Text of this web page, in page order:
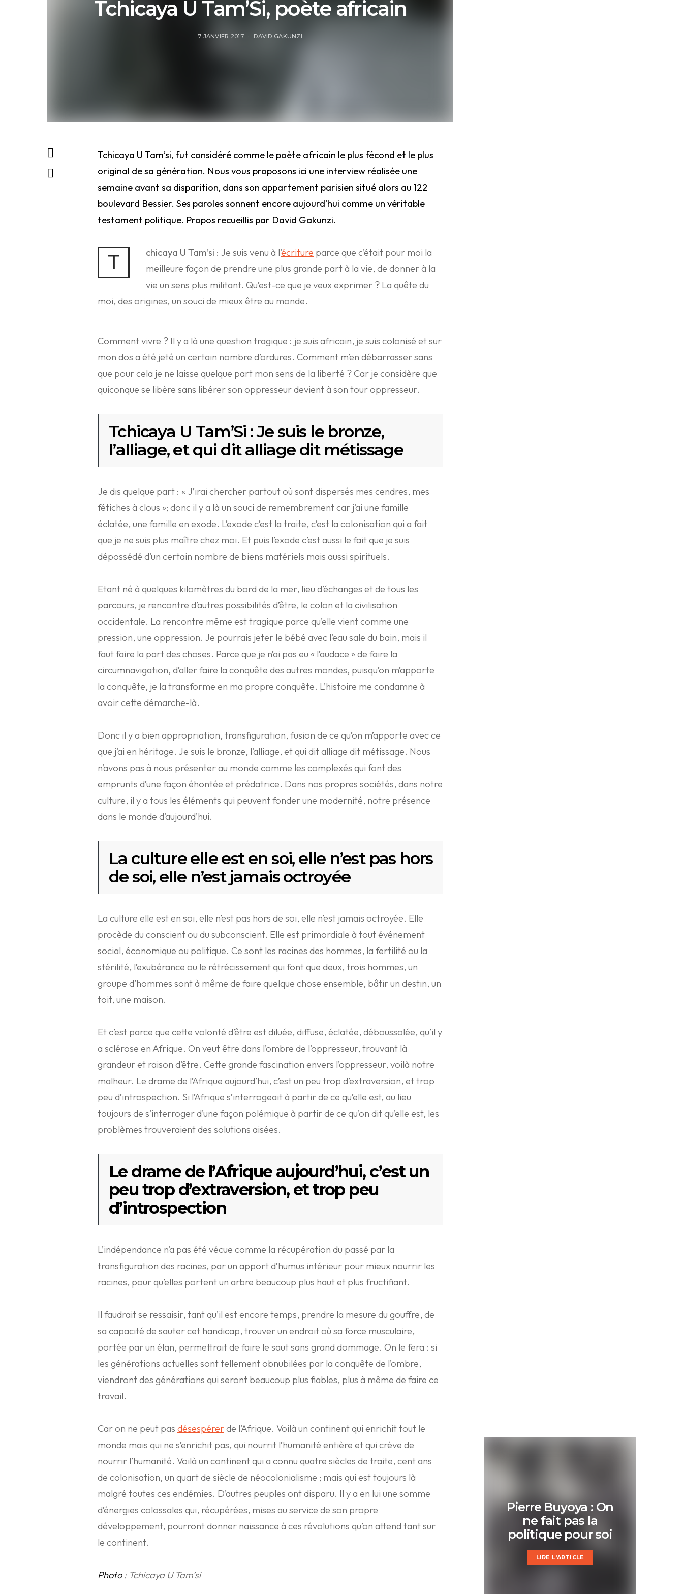
Tchicaya U Tam’Si, poète africain
7 JANVIER 2017 DAVID GAKUNZI
Tchicaya U Tam’si, fut considéré comme le poète africain le plus fécond et le plus
original de sa génération. Nous vous proposons ici une interview réalisée une
semaine avant sa disparition, dans son appartement parisien situé alors au 122
boulevard Bessier. Ses paroles sonnent encore aujourd’hui comme un véritable
testament politique. Propos recueillis par David Gakunzi.
T chicaya U Tam’si : Je suis venu à l’écriture parce que c’était pour moi la
meilleure façon de prendre une plus grande part à la vie, de donner à la
vie un sens plus militant. Qu’est-ce que je veux exprimer ? La quête du
moi, des origines, un souci de mieux être au monde.
Comment vivre ? Il y a là une question tragique : je suis africain, je suis colonisé et sur
mon dos a été jeté un certain nombre d’ordures. Comment m’en débarrasser sans
que pour cela je ne laisse quelque part mon sens de la liberté ? Car je considère que
quiconque se libère sans libérer son oppresseur devient à son tour oppresseur.
Tchicaya U Tam’Si : Je suis le bronze,
l’alliage, et qui dit alliage dit métissage
Je dis quelque part : « J’irai chercher partout où sont dispersés mes cendres, mes
fétiches à clous »; donc il y a là un souci de remembrement car j’ai une famille
éclatée, une famille en exode. L’exode c’est la traite, c’est la colonisation qui a fait
que je ne suis plus maître chez moi. Et puis l’exode c’est aussi le fait que je suis
dépossédé d’un certain nombre de biens matériels mais aussi spirituels.
Etant né à quelques kilomètres du bord de la mer, lieu d’échanges et de tous les
parcours, je rencontre d’autres possibilités d’être, le colon et la civilisation
occidentale. La rencontre même est tragique parce qu’elle vient comme une
pression, une oppression. Je pourrais jeter le bébé avec l’eau sale du bain, mais il
faut faire la part des choses. Parce que je n’ai pas eu « l’audace » de faire la
circumnavigation, d’aller faire la conquête des autres mondes, puisqu’on m’apporte
la conquête, je la transforme en ma propre conquête. L’histoire me condamne à
avoir cette démarche-là.
Donc il y a bien appropriation, transfiguration, fusion de ce qu’on m’apporte avec ce
que j’ai en héritage. Je suis le bronze, l’alliage, et qui dit alliage dit métissage. Nous
n’avons pas à nous présenter au monde comme les complexés qui font des
emprunts d’une façon éhontée et prédatrice. Dans nos propres sociétés, dans notre
culture, il y a tous les éléments qui peuvent fonder une modernité, notre présence
dans le monde d’aujourd’hui.
La culture elle est en soi, elle n’est pas hors
de soi, elle n’est jamais octroyée
La culture elle est en soi, elle n’est pas hors de soi, elle n’est jamais octroyée. Elle
procède du conscient ou du subconscient. Elle est primordiale à tout événement
social, économique ou politique. Ce sont les racines des hommes, la fertilité ou la
stérilité, l’exubérance ou le rétrécissement qui font que deux, trois hommes, un
groupe d’hommes sont à même de faire quelque chose ensemble, bâtir un destin, un
toit, une maison.
Et c’est parce que cette volonté d’être est diluée, diffuse, éclatée, déboussolée, qu’il y
a sclérose en Afrique. On veut être dans l’ombre de l’oppresseur, trouvant là
grandeur et raison d’être. Cette grande fascination envers l’oppresseur, voilà notre
malheur. Le drame de l’Afrique aujourd’hui, c’est un peu trop d’extraversion, et trop
peu d’introspection. Si l’Afrique s’interrogeait à partir de ce qu’elle est, au lieu
toujours de s’interroger d’une façon polémique à partir de ce qu’on dit qu’elle est, les
problèmes trouveraient des solutions aisées.
Le drame de l’Afrique aujourd’hui, c’est un
peu trop d’extraversion, et trop peu
d’introspection
L’indépendance n’a pas été vécue comme la récupération du passé par la
transfiguration des racines, par un apport d’humus intérieur pour mieux nourrir les
racines, pour qu’elles portent un arbre beaucoup plus haut et plus fructifiant.
Il faudrait se ressaisir, tant qu’il est encore temps, prendre la mesure du gouffre, de
sa capacité de sauter cet handicap, trouver un endroit où sa force musculaire,
portée par un élan, permettrait de faire le saut sans grand dommage. On le fera : si
les générations actuelles sont tellement obnubilées par la conquête de l’ombre,
viendront des générations qui seront beaucoup plus fiables, plus à même de faire ce
travail.
Car on ne peut pas désespérerde l’Afrique. Voilà un continent qui enrichit tout le
monde mais qui ne s’enrichit pas, qui nourrit l’humanité entière et qui crève de
nourrir l’humanité. Voilà un continent qui a connu quatre siècles de traite, cent ans
de colonisation, un quart de siècle de néocolonialisme ; mais qui est toujours là
malgré toutes ces endémies. D’autres peuples ont disparu. Il y a en lui une somme
d’énergies colossales qui, récupérées, mises au service de son propre
développement, pourront donner naissance à ces révolutions qu’on attend tant sur
le continent.
Photo: Tchicaya U Tam’si
Pierre Buyoya : On
ne fait pas la
politique pour soi
LIRE L'ARTICLE